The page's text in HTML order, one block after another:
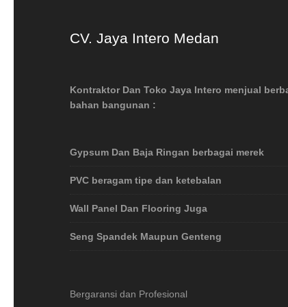
CV. Jaya Intero Medan
Kontraktor Dan Toko Jaya Intero menjual
bahan bangunan :
Gypsum Dan Baja Ringan berbagai merek
PVC beragam tipe dan ketebalan
Wall Panel Dan Flooring Juga
Seng Spandek Maupun Genteng
Bergaransi dan Profesional